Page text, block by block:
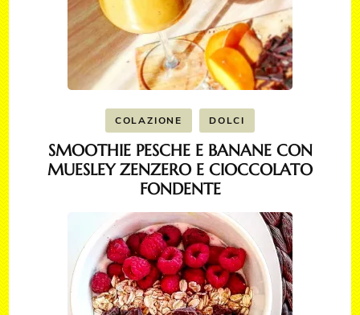
COLAZIONE DOLCI
SMOOTHIE PESCHE E BANANE CON
MUESLEY ZENZERO E CIOCCOLATO
FONDENTE